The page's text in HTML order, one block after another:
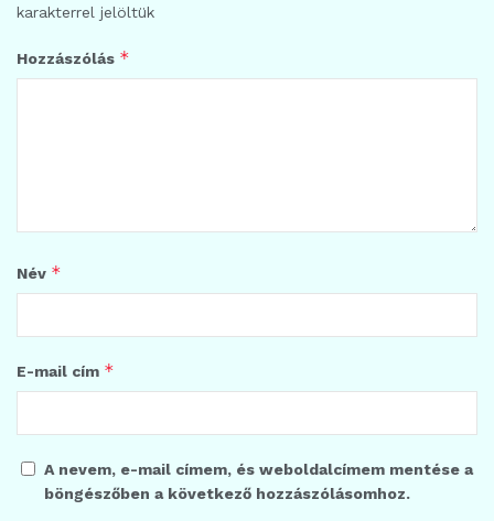
karakterrel jelöltük
Hozzászólás *
Név *
E-mail cím *
A nevem, e-mail címem, és weboldalcímem mentése a
böngészőben a következő hozzászólásomhoz.